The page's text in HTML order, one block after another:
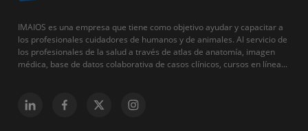
IMAIOS es una empresa que tiene como objetivo ayudar y capacitar a
los profesionales cuidadores de humanos y de animales. Al servicio de
los profesionales de la salud a través de atlas de anatomía, imagen
médica, base de datos colaborativa de casos clínicos, cursos en línea...